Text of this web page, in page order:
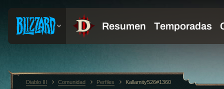
Diablo III Comunidad Perfiles Kallamity526#1360